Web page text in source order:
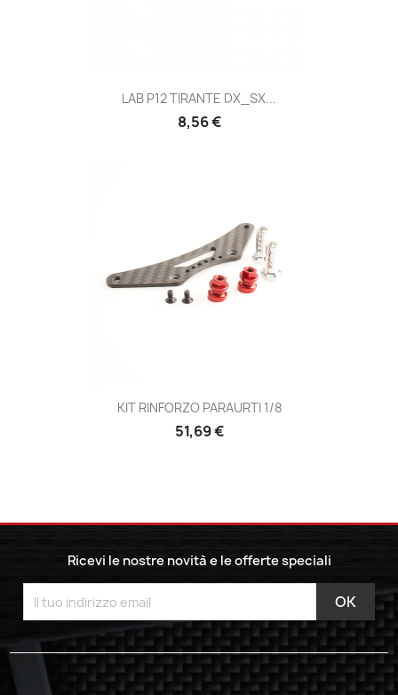
LAB P12 TIRANTE DX_SX...
8,56 €
KIT RINFORZO PARAURTI 1/8
51,69 €
Ricevi le nostre novità e le offerte speciali